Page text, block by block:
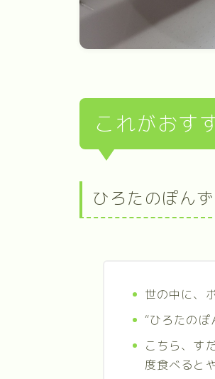
これがおす
ひろたのぽんず
世の中に、
“ひろたのぽ
こちら、す
度食べると